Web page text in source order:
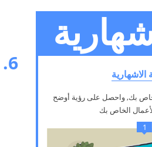
6.
بك, واحصل على رؤية أوضح
الخاص بك
1